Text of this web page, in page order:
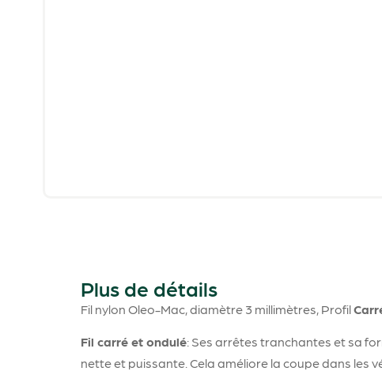
Plus de détails
Fil nylon Oleo-Mac, diamètre 3 millimètres, Profil
Fil carré et ondulé: Ses arrêtes tranchantes et sa
nette et puissante. Cela améliore la coupe dans les